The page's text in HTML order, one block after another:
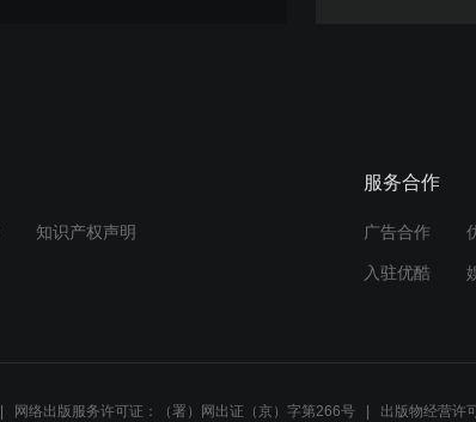
知识产权声明
服务合作
广告合作
入驻优酷
网络出版服务许可证：（署）网出证（京）字第266号 出版物经营许